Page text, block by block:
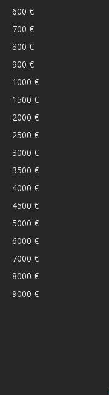
600 €
700 €
800 €
900 €
1000 €
1500 €
2000 €
2500 €
3000 €
3500 €
4000 €
4500 €
5000 €
6000 €
7000 €
8000 €
9000 €